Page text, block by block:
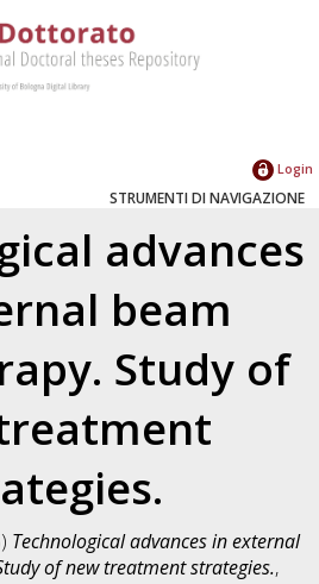
Login
STRUMENTI DI NAVIGAZIONE
advances
beam
Study of
Technological advances in external
of new treatment strategies.,